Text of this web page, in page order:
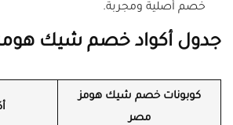
خصم أصلية ومجربة.
جدول أكواد خصم شيك
كوبونات خصم شيك هومز
مصر